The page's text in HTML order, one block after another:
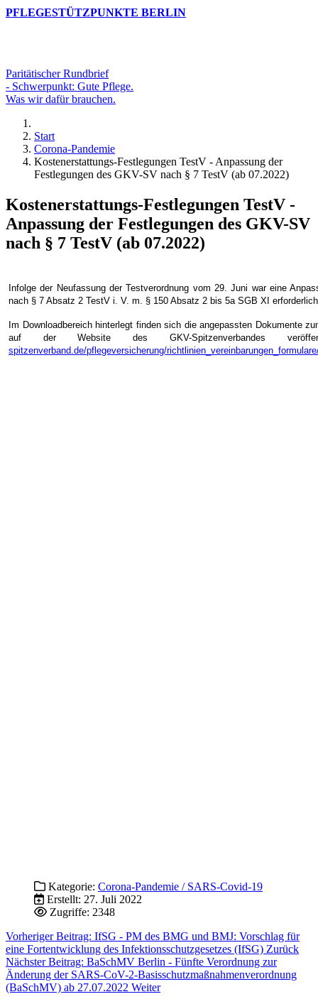
PFLEGESTÜTZPUNKTE BERLIN
Paritätischer Rundbrief
- Schwerpunkt: Gute Pflege.
Was wir dafür brauchen.
Start
Corona-Pandemie
Kostenerstattungs-Festlegungen TestV - Anpassung der
Festlegungen des GKV-SV nach § 7 TestV (ab 07.2022)
Kostenerstattungs-Festlegungen TestV -
Anpassung der Festlegungen des GKV-SV
nach § 7 TestV (ab 07.2022)
Infolge der Neufassung der Testverordnung vom 29. Juni war eine
nach § 7 Absatz 2 TestV i. V. m. § 150 Absatz 2 bis 5a SGB XI
Im Downloadbereich hinterlegt finden sich die angepassten Dokumente
auf der Website des GKV-Spitzenverbandes
spitzenverband.de/pflegeversicherung/
Kategorie: Corona-Pandemie / SARS-Covid-19
Erstellt: 27. Juli 2022
Zugriffe: 2348
Vorheriger Beitrag: IfSG - PM des BMG und BMJ: Vorschlag für
eine Fortentwicklung des Infektionsschutzgesetzes (IfSG) Zurück
Nächster Beitrag: BaSchMV Berlin - Fünfte Verordnung zur
Änderung der SARS-CoV-2-Basisschutzmaßnahmenverordnung
(BaSchMV) ab 27.07.2022 Weiter